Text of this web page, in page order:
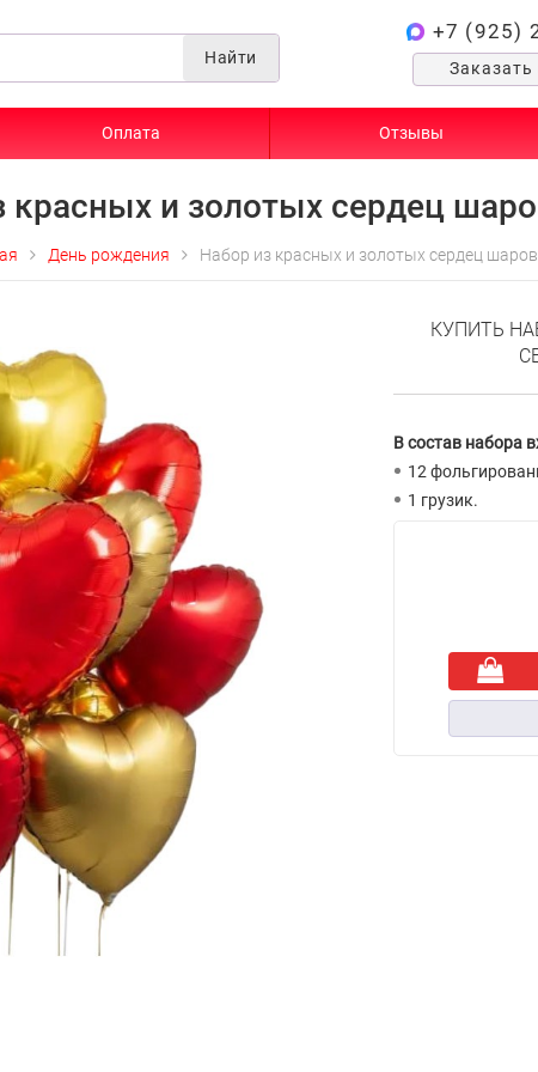
Найти
+7 (925)
Заказать
Оплата Отзывы
красных и золотых сердец
День рождения Набор из красных и золотых сердец
КУПИТЬ
В состав набора
12
1 грузик.